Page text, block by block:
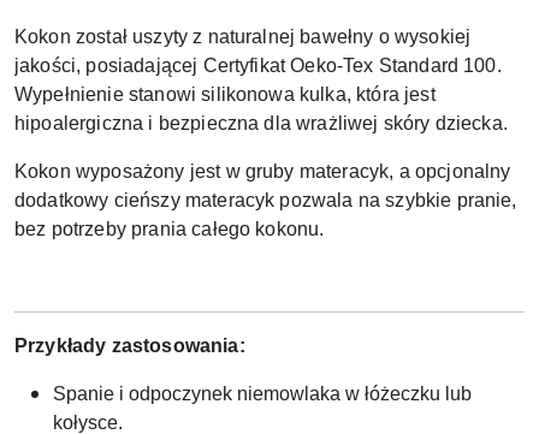
Kokon został uszyty z naturalnej bawełny o wysokiej
jakości, posiadającej Certyfikat Oeko-Tex Standard 100.
Wypełnienie stanowi silikonowa kulka, która jest
hipoalergiczna i bezpieczna dla wrażliwej skóry dziecka.
Kokon wyposażony jest w gruby materacyk, a opcjonalny
dodatkowy cieńszy materacyk pozwala na szybkie pranie,
bez potrzeby prania całego kokonu.
Przykłady zastosowania:
Spanie i odpoczynek niemowlaka w łóżeczku lub
kołysce.